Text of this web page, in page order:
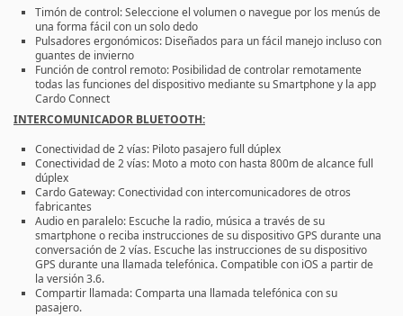
Timón de control: Seleccione el volumen o navegue por los menús de
una forma fácil con un solo dedo
Pulsadores ergonómicos: Diseñados para un fácil manejo incluso con
guantes de invierno
Función de control remoto: Posibilidad de controlar remotamente
todas las funciones del dispositivo mediante su Smartphone y la app
Cardo Connect
INTERCOMUNICADOR BLUETOOTH:
Conectividad de 2 vías: Piloto pasajero full dúplex
Conectividad de 2 vías: Moto a moto con hasta 800m de alcance full
dúplex
Cardo Gateway: Conectividad con intercomunicadores de otros
fabricantes
Audio en paralelo: Escuche la radio, música a través de su
smartphone o reciba instrucciones de su dispositivo GPS durante una
conversación de 2 vías. Escuche las instrucciones de su dispositivo
GPS durante una llamada telefónica. Compatible con iOS a partir de
la versión 3.6.
Compartir llamada: Comparta una llamada telefónica con su
pasajero.